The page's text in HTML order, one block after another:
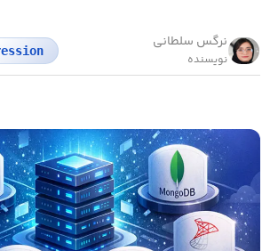
نرگس سلطانی
نویسنده